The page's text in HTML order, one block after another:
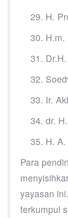
29. H.
30. H.m.
31. Dr.H.
32.
33. Ir.
34. dr.
35. H. A.
Para
yayasan
terkumpul